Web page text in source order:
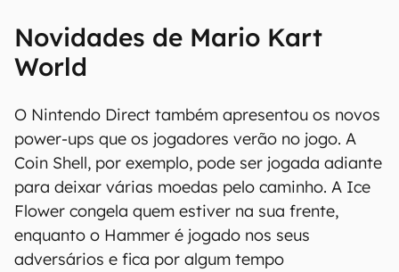
Novidades de Mario Kart
World
O Nintendo Direct também apresentou os novos
power-ups que os jogadores verão no jogo. A
Coin Shell, por exemplo, pode ser jogada adiante
para deixar várias moedas pelo caminho. A Ice
Flower congela quem estiver na sua frente,
enquanto o Hammer é jogado nos seus
adversários e fica por algum tempo